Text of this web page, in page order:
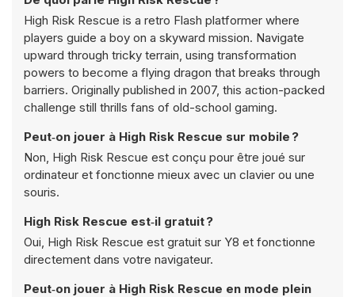
High Risk Rescue is a retro Flash platformer where
players guide a boy on a skyward mission. Navigate
upward through tricky terrain, using transformation
powers to become a flying dragon that breaks through
barriers. Originally published in 2007, this action-packed
challenge still thrills fans of old-school gaming.
Peut‑on jouer à High Risk Rescue sur mobile ?
Non, High Risk Rescue est conçu pour être joué sur
ordinateur et fonctionne mieux avec un clavier ou une
souris.
High Risk Rescue est‑il gratuit ?
Oui, High Risk Rescue est gratuit sur Y8 et fonctionne
directement dans votre navigateur.
Peut‑on jouer à High Risk Rescue en mode plein